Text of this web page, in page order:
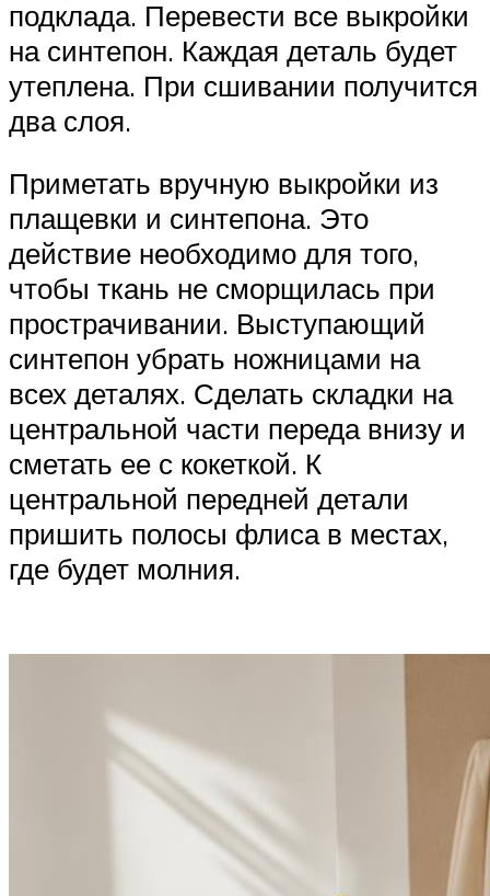
подклада. Перевести все выкройки
на синтепон. Каждая деталь будет
утеплена. При сшивании получится
два слоя.
Приметать вручную выкройки из
плащевки и синтепона. Это
действие необходимо для того,
чтобы ткань не сморщилась при
прострачивании. Выступающий
синтепон убрать ножницами на
всех деталях. Сделать складки на
центральной части переда внизу и
сметать ее с кокеткой. К
центральной передней детали
пришить полосы флиса в местах,
где будет молния.